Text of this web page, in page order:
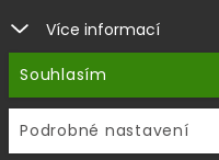
Více informací
Souhlasím
Podrobné nastavení